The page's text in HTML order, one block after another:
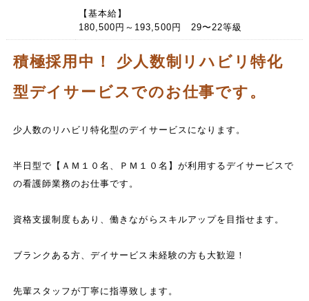
【基本給】
180,500円～193,500円 29〜22等級
積極採用中！ 少人数制リハビリ特化
型デイサービスでのお仕事です。
少人数のリハビリ特化型のデイサービスになります。
半日型で【ＡＭ１０名、ＰＭ１０名】が利用するデイサービスで
の看護師業務のお仕事です。
資格支援制度もあり、働きながらスキルアップを目指せます。
ブランクある方、デイサービス未経験の方も大歓迎！
先輩スタッフが丁寧に指導致します。